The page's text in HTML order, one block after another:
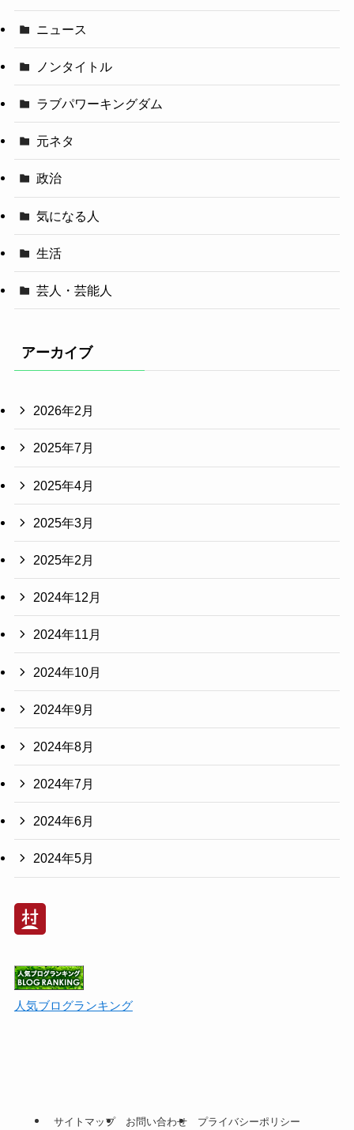
ニュース
ノンタイトル
ラブパワーキングダム
元ネタ
政治
気になる人
生活
芸人・芸能人
アーカイブ
2026年2月
2025年7月
2025年4月
2025年3月
2025年2月
2024年12月
2024年11月
2024年10月
2024年9月
2024年8月
2024年7月
2024年6月
2024年5月
人気ブログランキング
サイトマップ お問い合わせ プライバシーポリシー